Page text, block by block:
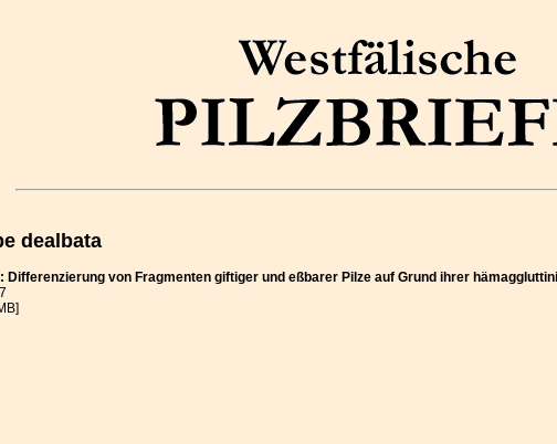
dealbata
Differenzierung von Fragmenten giftiger und eßbarer Pilze auf Grund ihrer